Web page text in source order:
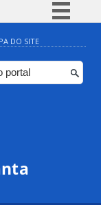
BR
DO SITE